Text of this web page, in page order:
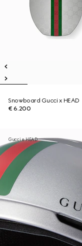
Snowboard Gucci x HEAD
€ 6.200
Gucci e HEAD